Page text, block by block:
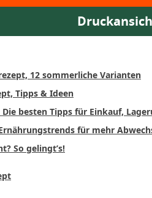
12 sommerliche Varianten
Tipps & Ideen
besten Tipps für Einkauf,
für mehr
So gelingt’s!